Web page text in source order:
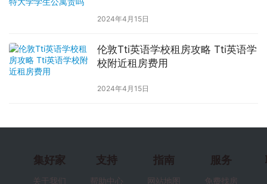
2024年4月15日
伦敦Tti英语学校租房攻略 Tti英语学
校附近租房费用
2024年4月15日
集好家
关于我们
支持
帮助中心
指南
网站地图
服务
免费找房